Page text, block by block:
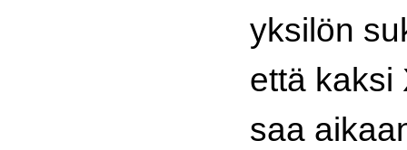
yksilön
että kaksi
saa